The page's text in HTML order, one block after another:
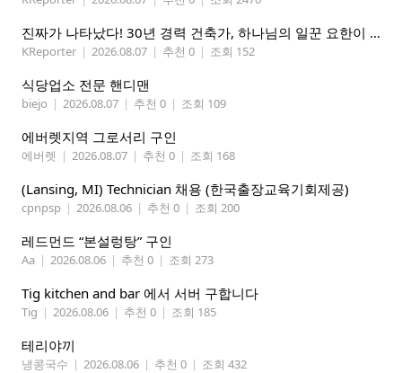
진짜가 나타났다! 30년 경력 건축가, 하나님의 일꾼 요한이 책임 시공합니다.
KReporter | 2026.08.07 | 추천 0 | 조회 152
식당업소 전문 핸디맨
biejo | 2026.08.07 | 추천 0 | 조회 109
에버렛지역 그로서리 구인
에버렛 | 2026.08.07 | 추천 0 | 조회 168
(Lansing, MI) Technician 채용 (한국출장교육기회제공)
cpnpsp | 2026.08.06 | 추천 0 | 조회 200
레드먼드 “본설렁탕” 구인
Aa | 2026.08.06 | 추천 0 | 조회 273
Tig kitchen and bar 에서 서버 구합니다
Tig | 2026.08.06 | 추천 0 | 조회 185
테리야끼
냉콩국수 | 2026.08.06 | 추천 0 | 조회 432